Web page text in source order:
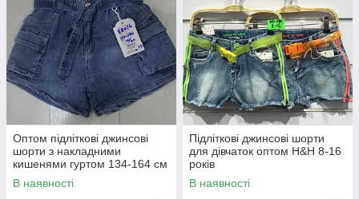
Оптом підліткові джинсові
шорти з накладними
кишенями гуртом 134-164 см
GRACE
В наявності
Підліткові джинсові шорти
для дівчаток оптом H&H 8-16
років
В наявності